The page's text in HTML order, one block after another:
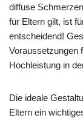
diffuse
für Eltern gilt, ist
entscheidend!
Voraussetzungen
Hochleistung in
Die ideale
Eltern ein